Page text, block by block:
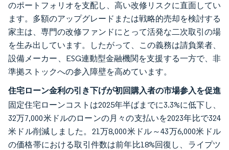
のポートフォリオを支配し、高い改修リスクに直面してい
ます。多額のアップグレードまたは戦略的売却を検討する
家主は、専門の改修ファンドにとって活発な二次取引の場
を生み出しています。したがって、この義務は請負業者、
設備メーカー、ESG連動型金融機関を支援する一方で、非
準拠ストックへの参入障壁を高めています。
住宅ローン金利の引き下げが初回購入者の市場参入を促進
固定住宅ローンコストは2025年半ばまでに3.3%に低下し、
32万7,000米ドルのローンの月々の支払いを2023年比で324
米ドル削減しました。21万8,000米ドル～43万6,000米ドル
の価格帯における取引件数は前年比18%回復し、ライプツ